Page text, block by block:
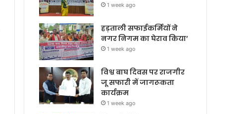
1 week ago
हड़ताली सफाईकर्मियों ने
नगर निगम का घेराव किया’
1 week ago
विश्व बाघ दिवस पर राजगीर
जू सफारी में जागरूकता
कार्यक्रम
1 week ago